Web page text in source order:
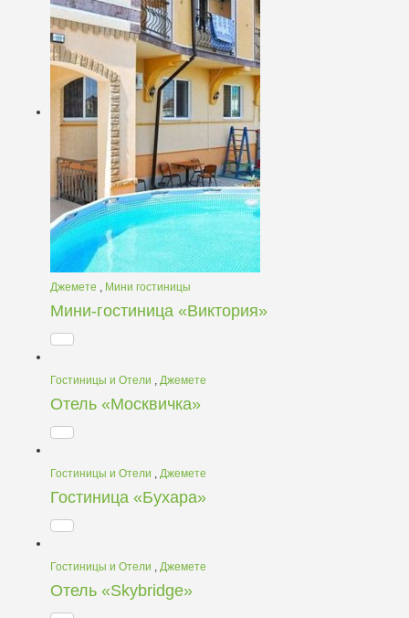
Джемете , Мини гостиницы
Мини-гостиница «Виктория»
Гостиницы и Отели , Джемете
Отель «Москвичка»
Гостиницы и Отели , Джемете
Гостиница «Бухара»
Гостиницы и Отели , Джемете
Отель «Skybridge»